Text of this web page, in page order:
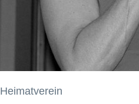
Heimatverein